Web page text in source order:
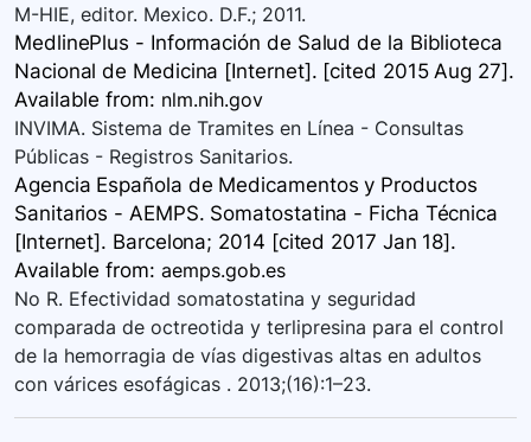
M-HIE, editor. Mexico. D.F.; 2011.
MedlinePlus - Información de Salud de la Biblioteca
Nacional de Medicina [Internet]. [cited 2015 Aug 27].
Available from: nlm.nih.gov
INVIMA. Sistema de Tramites en Línea - Consultas
Públicas - Registros Sanitarios.
Agencia Española de Medicamentos y Productos
Sanitarios - AEMPS. Somatostatina - Ficha Técnica
[Internet]. Barcelona; 2014 [cited 2017 Jan 18].
Available from: aemps.gob.es
No R. Efectividad somatostatina y seguridad
comparada de octreotida y terlipresina para el control
de la hemorragia de vías digestivas altas en adultos
con várices esofágicas . 2013;(16):1–23.